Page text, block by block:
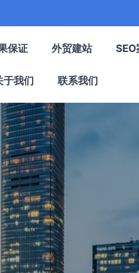
保证 外贸建站 SEO
于我们 联系我们